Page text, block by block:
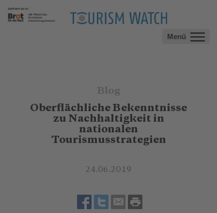
Menü
Blog
Oberflächliche Bekenntnisse
zu Nachhaltigkeit in
nationalen
Tourismusstrategien
24.06.2019